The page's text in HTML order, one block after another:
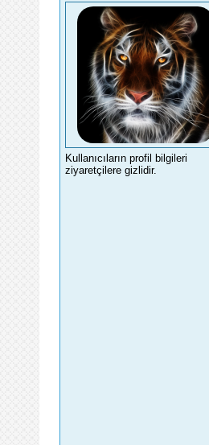
Kullanıcıların profil bilgileri
ziyaretçilere gizlidir.